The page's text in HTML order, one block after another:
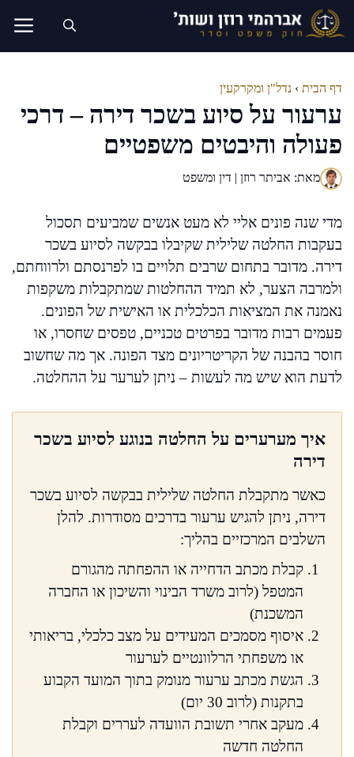
לדלג
לתוכן
דף הבית › נדל"ן ומקרקעין
ערעור על סיוע בשכר דירה – דרכי
פעולה והיבטים משפטיים
מאת: אביתר רוזן | דין ומשפט
מדי שנה פונים אליי לא מעט אנשים שמביעים תסכול
בעקבות החלטה שלילית שקיבלו בבקשה לסיוע בשכר
דירה. מדובר בתחום שרבים תלויים בו לפרנסתם ולרווחתם,
ולמרבה הצער, לא תמיד ההחלטות שמתקבלות משקפות
נאמנה את המציאות הכלכלית או האישית של הפונים.
פעמים רבות מדובר בפרטים טכניים, טפסים שחסרו, או
חוסר בהבנה של הקריטריונים מצד הפונה. אך מה שחשוב
לדעת הוא שיש מה לעשות – ניתן לערער על ההחלטה.
איך מערערים על החלטה בנוגע לסיוע בשכר
דירה
כאשר מתקבלת החלטה שלילית בבקשה לסיוע בשכר
דירה, ניתן להגיש ערעור בדרכים מסודרות. להלן
השלבים המרכזיים בהליך:
קבלת מכתב הדחייה או ההפחתה מהגורם
המטפל (לרוב משרד הבינוי והשיכון או החברה
המשכנת)
איסוף מסמכים המעידים על מצב כלכלי, בריאותי
או משפחתי הרלוונטיים לערעור
הגשת מכתב ערעור מנומק בתוך המועד הקבוע
בתקנות (לרוב 30 יום)
מעקב אחרי תשובת הוועדה לעררים וקבלת
החלטה חדשה